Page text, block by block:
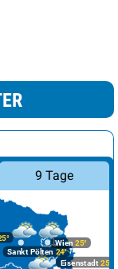
9 Tage
Wien 25°
Eisenstadt 25°
Sankt Pölten 24°